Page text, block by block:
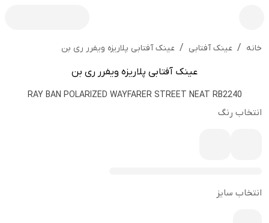
خانه / عینک آفتابی / عینک آفتابی پلاریزه ویفرر ری بن
عینک آفتابی پلاریزه ویفرر ری بن
RAY BAN POLARIZED WAYFARER STREET NEAT RB2240
انتخاب رنگ
انتخاب سایز